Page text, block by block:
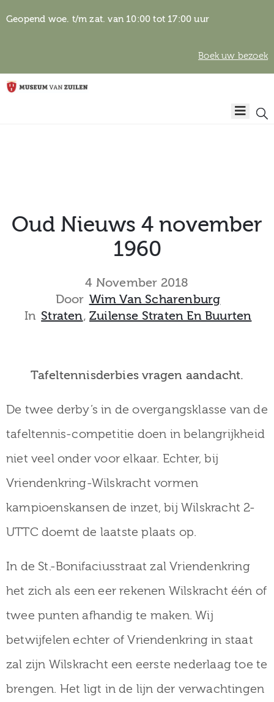
Geopend woe. t/m zat. van 10:00 tot 17:00 uur
Boek uw bezoek
Home
Verhalen
over
Zuilen
Collectie
Oud Nieuws 4 november
1960
4 November 2018
Door Wim Van Scharenburg
In Straten‚ Zuilense Straten En Buurten
Tafeltennisderbies vragen aandacht.
De twee derby’s in de overgangsklasse van de
tafeltennis-competitie doen in belangrijkheid
niet veel onder voor elkaar. Echter, bij
Vriendenkring-Wilskracht vormen
kampioenskansen de inzet, bij Wilskracht 2-
UTTC doemt de laatste plaats op.
In de St.-Bonifaciusstraat zal Vriendenkring
het zich als een eer rekenen Wilskracht één of
twee punten afhandig te maken. Wij
betwijfelen echter of Vriendenkring in staat
zal zijn Wilskracht een eerste nederlaag toe te
brengen. Het ligt in de lijn der verwachtingen
Algemene